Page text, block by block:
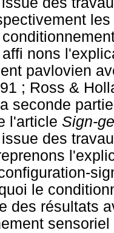
nons
pavlovien
; Ross &
seconde
l'article Sign-
des
le
des résultats